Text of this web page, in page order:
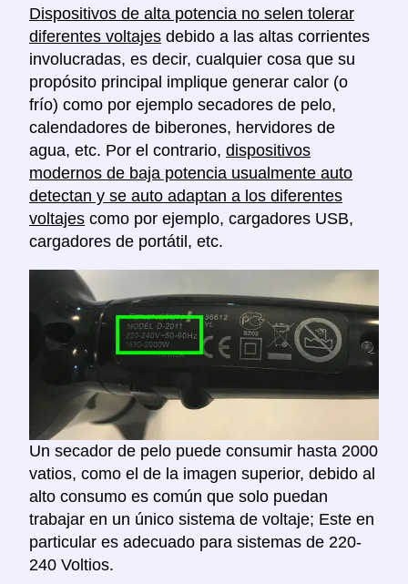
Dispositivos de alta potencia no selen tolerar
diferentes voltajes debido a las altas corrientes
involucradas, es decir, cualquier cosa que su
propósito principal implique generar calor (o
frío) como por ejemplo secadores de pelo,
calendadores de biberones, hervidores de
agua, etc. Por el contrario, dispositivos
modernos de baja potencia usualmente auto
detectan y se auto adaptan a los diferentes
voltajes como por ejemplo, cargadores USB,
cargadores de portátil, etc.
Un secador de pelo puede consumir hasta 2000
vatios, como el de la imagen superior, debido al
alto consumo es común que solo puedan
trabajar en un único sistema de voltaje; Este en
particular es adecuado para sistemas de 220-
240 Voltios.